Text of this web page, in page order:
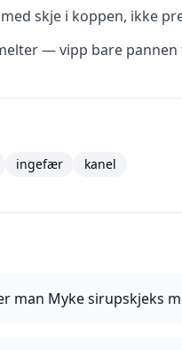
skje i koppen, ikke
— vipp bare
ingefær kanel
man Myke sirupskjeks